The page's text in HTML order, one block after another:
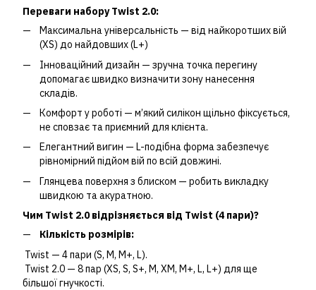
Переваги набору Twist 2.0:
Максимальна універсальність — від найкоротших вій
(XS) до найдовших (L+)
Інноваційний дизайн — зручна точка перегину
допомагає швидко визначити зону нанесення
складів.
Комфорт у роботі — м’який силікон щільно фіксується,
не сповзає та приємний для клієнта.
Елегантний вигин — L-подібна форма забезпечує
рівномірний підйом вій по всій довжині.
Глянцева поверхня з блиском — робить викладку
швидкою та акуратною.
Чим Twist 2.0 відрізняється від Twist (4 пари)?
Кількість розмірів:
Twist — 4 пари (S, M, M+, L).
Twist 2.0 — 8 пар (XS, S, S+, M, XM, M+, L, L+) для ще
більшої гнучкості.